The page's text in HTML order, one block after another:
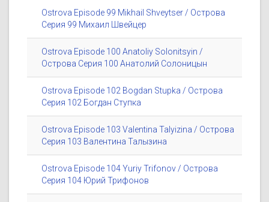
Ostrova Episode 99 Mikhail Shveytser / Острова
Серия 99 Михаил Швейцер
Ostrova Episode 100 Anatoliy Solonitsyin /
Острова Серия 100 Анатолий Солоницын
Ostrova Episode 102 Bogdan Stupka / Острова
Серия 102 Богдан Ступка
Ostrova Episode 103 Valentina Talyizina / Острова
Серия 103 Валентина Талызина
Ostrova Episode 104 Yuriy Trifonov / Острова
Серия 104 Юрий Трифонов